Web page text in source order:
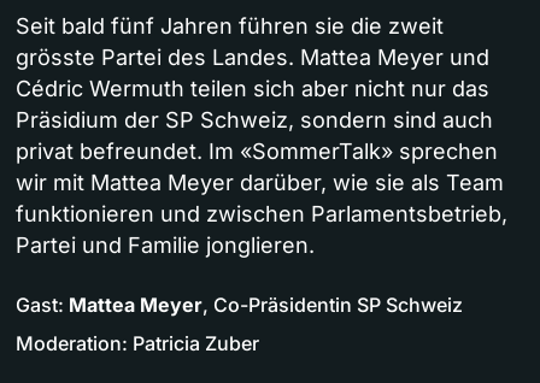
Seit bald fünf Jahren führen sie die zweit
grösste Partei des Landes. Mattea Meyer und
Cédric Wermuth teilen sich aber nicht nur das
Präsidium der SP Schweiz, sondern sind auch
privat befreundet. Im «SommerTalk» sprechen
wir mit Mattea Meyer darüber, wie sie als Team
funktionieren und zwischen Parlamentsbetrieb,
Partei und Familie jonglieren.
Gast: Mattea Meyer, Co-Präsidentin SP Schweiz
Moderation: Patricia Zuber